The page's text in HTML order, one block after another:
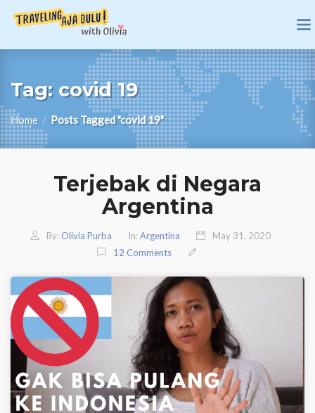
Tag: covid 19
Home / Posts Tagged "covid 19"
Terjebak di Negara
Argentina
By: Olivia Purba In: Argentina
May 31, 2020
12 Comments